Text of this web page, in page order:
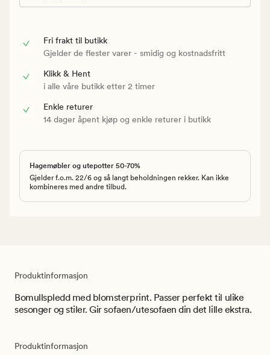
Fri frakt til butikk
Gjelder de flester varer - smidig og kostnadsfritt
Klikk & Hent
i alle våre butikk etter 2 timer
Enkle returer
14 dager åpent kjøp og enkle returer i butikk
Hagemøbler og utepotter 50-70%
Gjelder f.o.m. 22/6 og så langt beholdningen rekker. Kan ikke
kombineres med andre tilbud.
Produktinformasjon
Bomullspledd med blomsterprint. Passer perfekt til ulike
sesonger og stiler. Gir sofaen/utesofaen din det lille ekstra.
Produktinformasjon